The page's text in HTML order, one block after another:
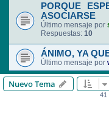
PORQUE
ASOCIARSE
Último mensaje por
Respuestas: 10
ÁNIMO, YA
Último mensaje por
Nuevo Tema
41